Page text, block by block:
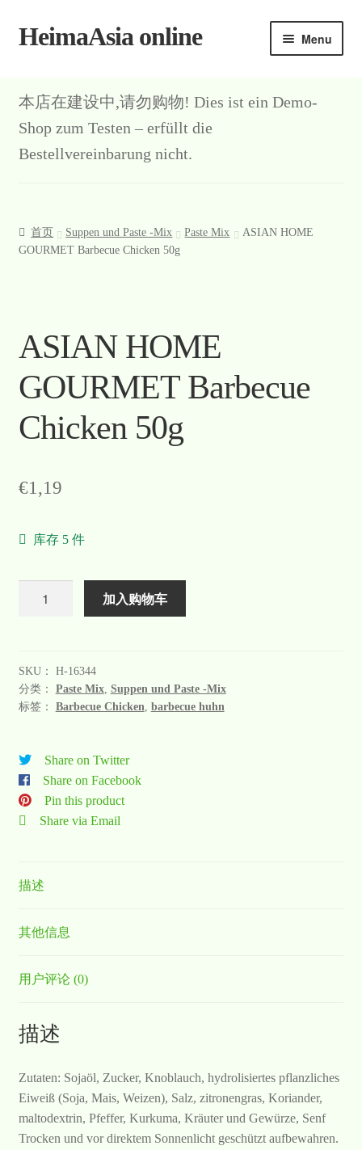
Skip
Skip
HeimaAsia online Menu
本店在建设中,请勿购物! Dies ist ein Demo-
Shop zum Testen – erfüllt die
Bestellvereinbarung nicht.
首页 Suppen und Paste -Mix Paste Mix
ASIAN HOME
GOURMET Barbecue Chicken 50g
ASIAN HOME
GOURMET Barbecue
Chicken 50g
€1,19
库存 5 件
加入购物车
SKU： H-16344
分类： Paste Mix, Suppen und Paste -Mix
标签： Barbecue Chicken barbecue huhn
Share on Twitter
Share on Facebook
Pin this product
Share via Email
描述
其他信息
用户评论 (0)
描述
Zutaten: Sojaöl, Zucker, Knoblauch, hydrolisiertes pflanzliches
Eiweiß (Soja, Mais, Weizen), Salz, zitronengras, Koriander,
maltodextrin, Pfeffer, Kurkuma, Kräuter und Gewürze, Senf
Trocken und vor direktem Sonnenlicht geschützt aufbewahren.